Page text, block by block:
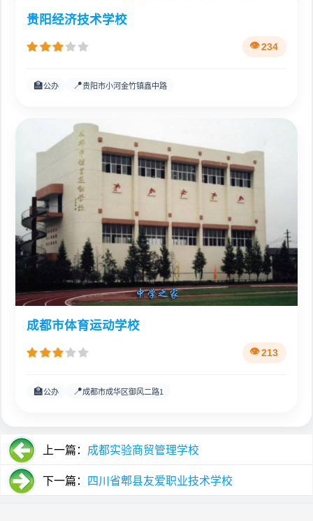
贵阳经济技术学校
234
🏫公办 📍贵阳市小河金竹镇鑫中路
成都市体育运动学校
213
🏫公办 📍成都市成华区御风二路1
上一篇： 成都实验商贸管理学校
下一篇： 四川省郫县友爱职业技术学校